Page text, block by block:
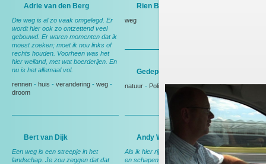
Adrie van den Berg
Die weg is al zo vaak omgelegd. Er
wordt hier ook zo ontzettend veel
gebouwd. Er waren momenten dat ik
moest zoeken; moet ik nou links of
rechts houden. Voorheen was het
hier weiland, met wat boerderijen. En
nu is het allemaal vol.
rennen - huis - verandering - weg -
droom
Rien Bakker
weg
Gedeputeerde Evertse
natuur - Politiek
Bert van Dijk
Een weg is een streepje in het
landschap. Je zou zeggen dat dat
Andy Wibier
Als ik hier rij denk ik aan ruimte, rust
en schapen. En aan thuis, want dan